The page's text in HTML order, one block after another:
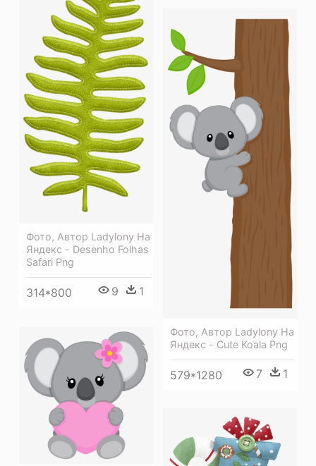
Фото, Автор Ladylony На
Яндекс - Desenho Folhas
Safari Png
314*800 9 1
Фото, Автор Ladylony На
Яндекс - Cute Koala Png
579*1280 7 1